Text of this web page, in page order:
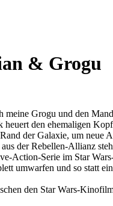
& Grogu
Grogu und den
den ehemaligen
der Galaxie, um
der Rebellen-Allianz
Action-Serie im Star
umwarfen und so statt
den Star Wars-